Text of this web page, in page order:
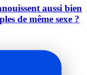
aussi bien
de même sexe ?